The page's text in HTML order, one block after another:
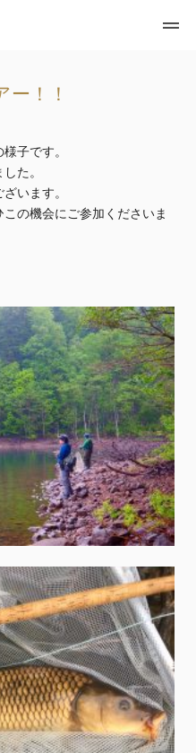
！！
子です。
た。
います。
の機会にご参加くださいま